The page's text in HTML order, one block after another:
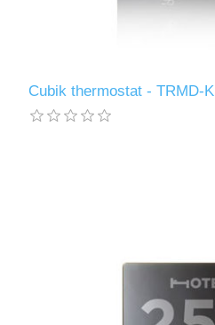
Cubik thermostat - TRMD-K